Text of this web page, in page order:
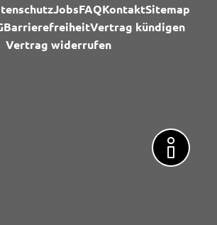
JobsFAQKontaktSitemap
BarrierefreiheitVertrag kündigen
Vertrag widerrufen